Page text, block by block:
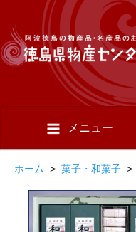
メニュー
ホーム > 菓子・和菓子 >